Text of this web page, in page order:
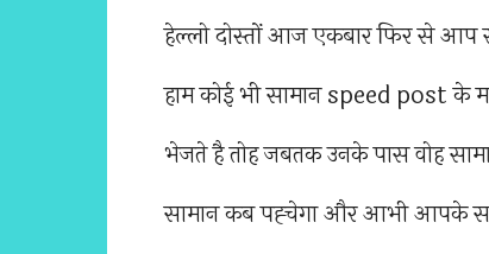
हेल्लो दोस्तों आज एकबार फिर से
हाम कोई भी सामान speed post के
भेजते है तोह जबतक उनके पास वोह
सामान कब पह्चेगा और आभी आपके